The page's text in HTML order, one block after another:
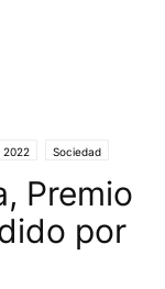
2022 Sociedad
Premio
por